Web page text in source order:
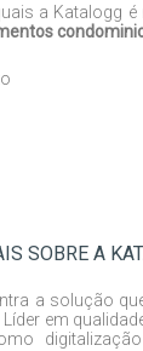
a Katalogg é
SOBRE A
a solução
. Líder em